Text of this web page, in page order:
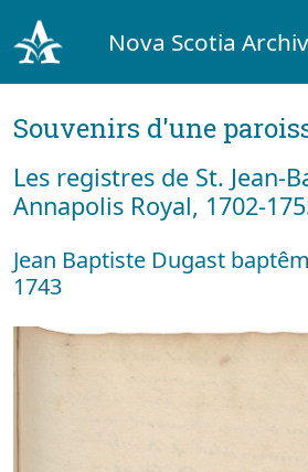
Nova Scotia
Souvenirs d'une
Les registres de St. Jean-
Annapolis Royal, 1702-
Jean Baptiste Dugast
1743